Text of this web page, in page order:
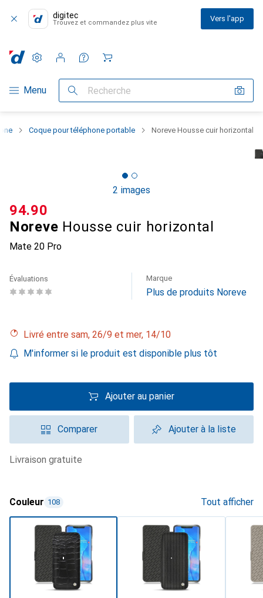
digitec
Trouvez et commandez plus vite Vers l'app
Navigation par catégorie
Menu Recherche
Paramètres
Compte client
Listes de comparaison
Listes d'envies
Panier
Coque pour téléphone portable Noreve Housse cuir horizontal
2 images
Noreve Housse cuir horizontal
Mate 20 Pro
CHF
94.90
Évaluations Marque
Plus de produits Noreve
Livré entre sam, 26/9 et mer, 14/10
M'informer si le produit est disponible plus tôt
Ajouter au panier
Comparer Ajouter à la liste
livraison gratuite
Couleur 108 Tout afficher